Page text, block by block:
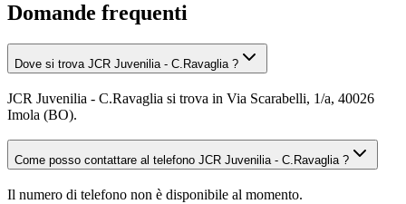
Domande frequenti
Dove si trova JCR Juvenilia - C.Ravaglia ?
JCR Juvenilia - C.Ravaglia si trova in Via Scarabelli, 1/a, 40026
Imola (BO).
Come posso contattare al telefono JCR Juvenilia - C.Ravaglia ?
Il numero di telefono non è disponibile al momento.